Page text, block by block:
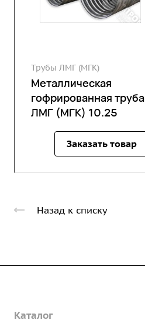
Трубы ЛМГ (МГК)
Металлическая
гофрированная труба
ЛМГ (МГК) 10.25
Заказать товар
Назад к списку
О предприятии
Каталог